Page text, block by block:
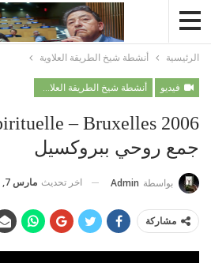
الرئيسية أنشطة شيخ الطريقة العلاوية
فيديو أنشطة شيخ الطريقة العلاوية
جمع روحي ببروكسيل
بواسطة Admin اخر تحديث مارس 7, 2026
مشاركة